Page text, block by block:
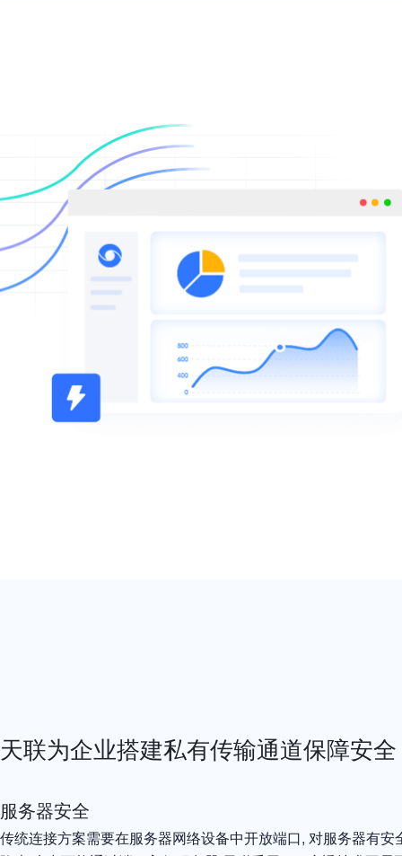
天联为企业搭建私有传输通道保障安全
服务器安全
传统连接方案需要在服务器网络设备中开放端口, 对服务器有安